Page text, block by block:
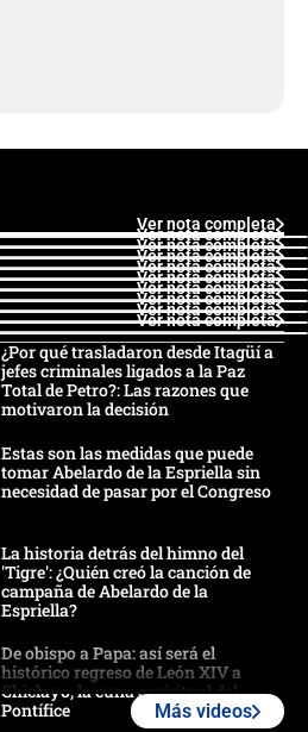
Ver nota completa
Ver nota completa
Ver nota completa
Ver nota completa
Ver nota completa
Ver nota completa
Ver nota completa
Ver nota completa
Ver nota completa
Ver nota completa
¿Por qué trasladaron desde Itagüí a
jefes criminales ligados a la Paz
Total de Petro?: Las razones que
motivaron la decisión
Estas son las medidas que puede
tomar Abelardo de la Espriella sin
necesidad de pasar por el Congreso
La historia detrás del himno del
'Tigre': ¿Quién creó la canción de
campaña de Abelardo de la
Espriella?
De obispo a Papa: así será el
histórico regreso de León XIV a
Chiclayo, la cuna espiritual del
Pontífice
Más videos